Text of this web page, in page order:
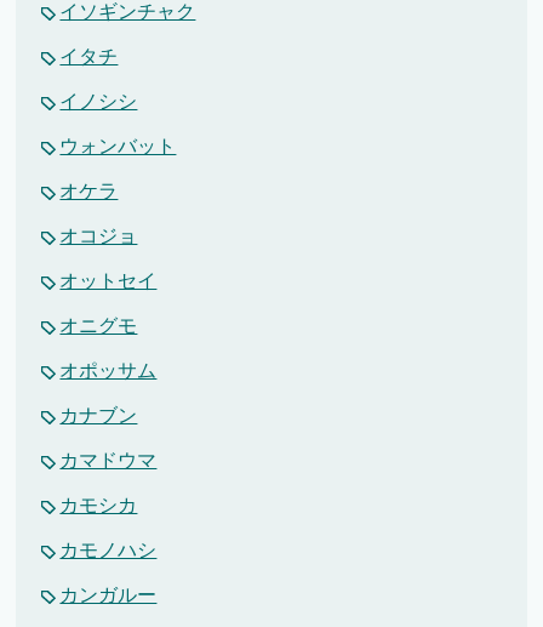
イソギンチャク
イタチ
イノシシ
ウォンバット
オケラ
オコジョ
オットセイ
オニグモ
オポッサム
カナブン
カマドウマ
カモシカ
カモノハシ
カンガルー